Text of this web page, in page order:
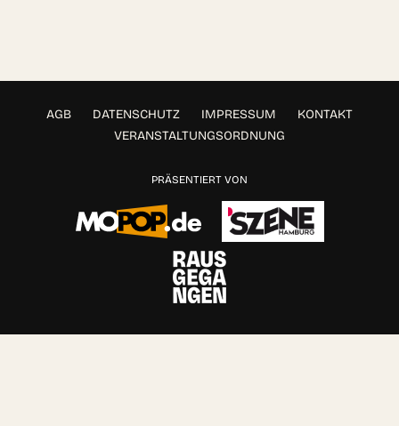
AGB DATENSCHUTZ IMPRESSUM
KONTAKT
VERANSTALTUNGSORDNUNG
PRÄSENTIERT VON